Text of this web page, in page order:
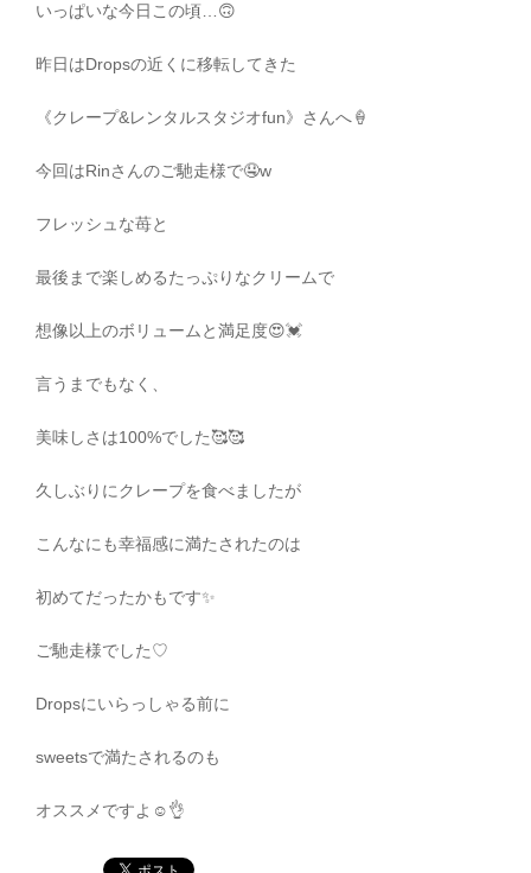
いっぱいな今日この頃…🙃
昨日はDropsの近くに移転してきた
《クレープ&レンタルスタジオfun》さんへ🍦
今回はRinさんのご馳走様で🤤w
フレッシュな苺と
最後まで楽しめるたっぷりなクリームで
想像以上のボリュームと満足度😍💓
言うまでもなく、
美味しさは100%でした🥰🥰
久しぶりにクレープを食べましたが
こんなにも幸福感に満たされたのは
初めてだったかもです✨
ご馳走様でした♡
Dropsにいらっしゃる前に
sweetsで満たされるのも
オススメですよ ☺️👌